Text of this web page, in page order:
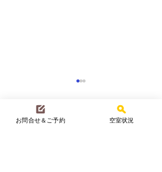
コメント
お問合せ＆ご予約 空室状況